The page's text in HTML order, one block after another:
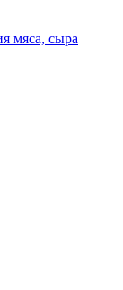
мяса, сыра